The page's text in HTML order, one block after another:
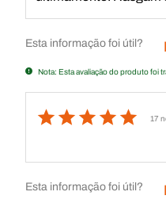
Esta informação foi útil?
Nota: Esta avaliação do produto foi
17
Esta informação foi útil?